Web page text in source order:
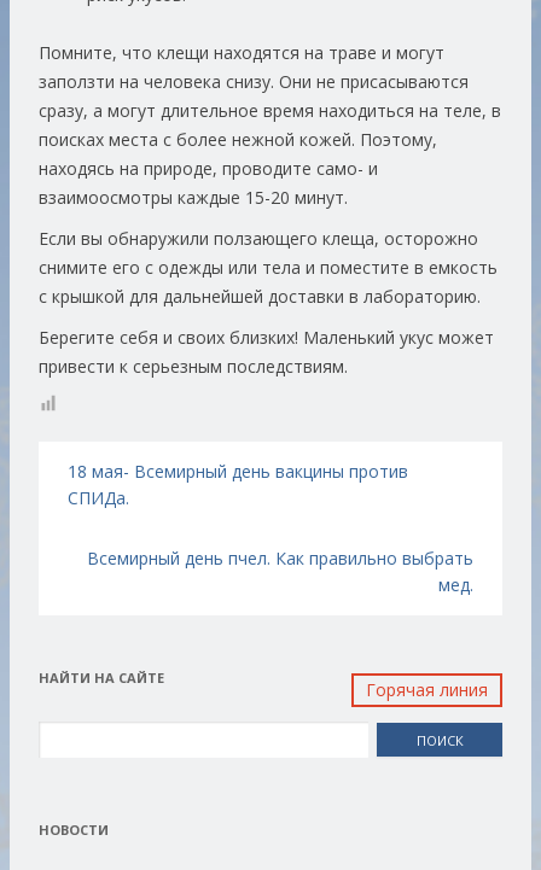
Помните, что клещи находятся на траве и могут
заползти на человека снизу. Они не присасываются
сразу, а могут длительное время находиться на теле, в
поисках места с более нежной кожей. Поэтому,
находясь на природе, проводите само- и
взаимоосмотры каждые 15-20 минут.
Если вы обнаружили ползающего клеща, осторожно
снимите его с одежды или тела и поместите в емкость
с крышкой для дальнейшей доставки в лабораторию.
Берегите себя и своих близких! Маленький укус может
привести к серьезным последствиям.
Навигация по записям
18 мая- Всемирный день вакцины против
СПИДа.
Всемирный день пчел. Как правильно выбрать
мед.
Горячая линия
НАЙТИ НА САЙТЕ
НОВОСТИ